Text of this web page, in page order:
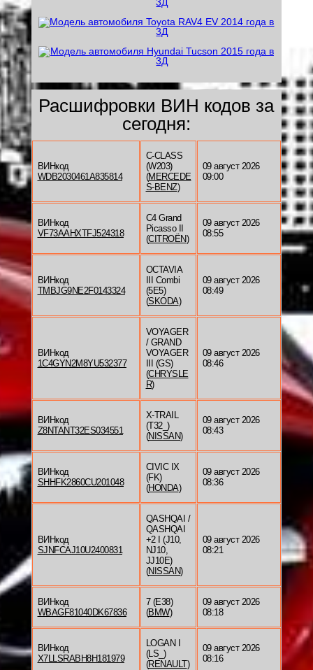
Расшифровки ВИН кодов за
сегодня:
ВИНкод
WDB2030461A835814
C-CLASS
(W203)
(MERCEDE
S-BENZ)
09 август 2026
09:00
ВИНкод
VF73AAHXTFJ524318
C4 Grand
Picasso II
(CITROËN)
09 август 2026
08:55
ВИНкод
TMBJG9NE2F0143324
OCTAVIA
III Combi
(5E5)
(SKODA)
09 август 2026
08:49
ВИНкод
1C4GYN2M8YU532377
VOYAGER
/ GRAND
VOYAGER
III (GS)
(CHRYSLE
R)
09 август 2026
08:46
ВИНкод
Z8NTANT32ES034551
X-TRAIL
(T32_)
(NISSAN)
09 август 2026
08:43
ВИНкод
SHHFK2860CU201048
CIVIC IX
(FK)
(HONDA)
09 август 2026
08:36
ВИНкод
SJNFCAJ10U2400831
QASHQAI /
QASHQAI
+2 I (J10,
NJ10,
JJ10E)
(NISSAN)
09 август 2026
08:21
ВИНкод
WBAGF81040DK67836
7 (E38)
(BMW)
09 август 2026
08:18
ВИНкод
X7LLSRABH8H181979
LOGAN I
(LS_)
(RENAULT)
09 август 2026
08:16